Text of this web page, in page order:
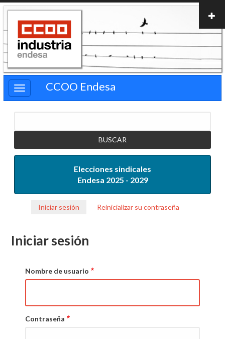
Pasar
contenido
principal
CCOO Endesa
Elecciones sindicales
Endesa 2025 - 2029
principales
Iniciar sesión Reinicializar su contraseña
Iniciar sesión
Nombre de usuario
Contraseña